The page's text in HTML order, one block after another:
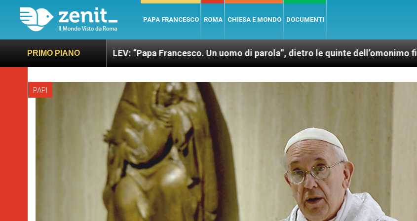
PAPA FRANCESCO ROMA CHIESA E MONDO DOCUMENTI
PRIMO PIANO
LEV: “Papa Francesco. Un uomo di parola”, dietro le quinte dell’omonimo film di Wim Wenders
PAPI